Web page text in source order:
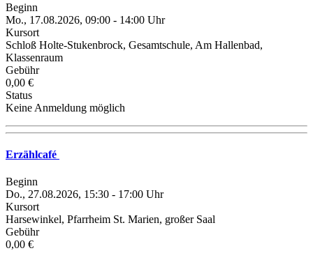
Beginn
Mo., 17.08.2026, 09:00 - 14:00 Uhr
Kursort
Schloß Holte-Stukenbrock, Gesamtschule, Am Hallenbad,
Klassenraum
Gebühr
0,00 €
Status
Keine Anmeldung möglich
Erzählcafé
Beginn
Do., 27.08.2026, 15:30 - 17:00 Uhr
Kursort
Harsewinkel, Pfarrheim St. Marien, großer Saal
Gebühr
0,00 €